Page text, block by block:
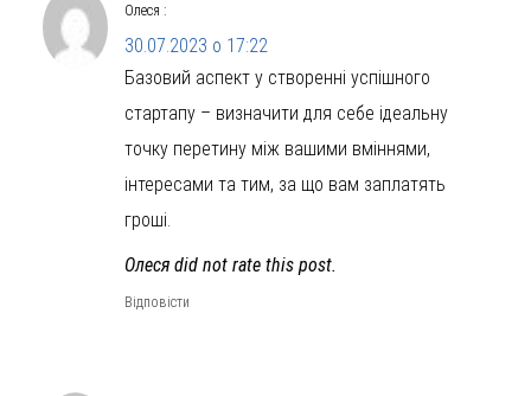
Олеся :
30.07.2023 о 17:22
Базовий аспект у створенні успішного
стартапу – визначити для себе ідеальну
точку перетину між вашими вміннями,
інтересами та тим, за що вам заплатять
гроші.
Олеся did not rate this post.
Відповісти